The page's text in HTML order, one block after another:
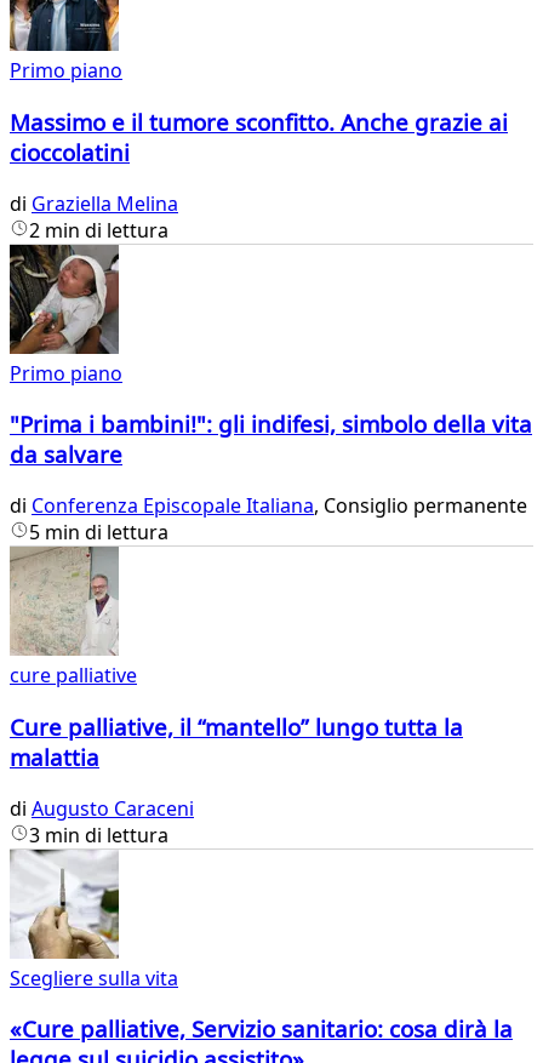
Primo piano
Massimo e il tumore sconfitto. Anche grazie ai
cioccolatini
di Graziella Melina
2 min di lettura
Primo piano
"Prima i bambini!": gli indifesi, simbolo della vita
da salvare
di Conferenza Episcopale Italiana, Consiglio permanente
5 min di lettura
cure palliative
Cure palliative, il “mantello” lungo tutta la
malattia
di Augusto Caraceni
3 min di lettura
Scegliere sulla vita
«Cure palliative, Servizio sanitario: cosa dirà la